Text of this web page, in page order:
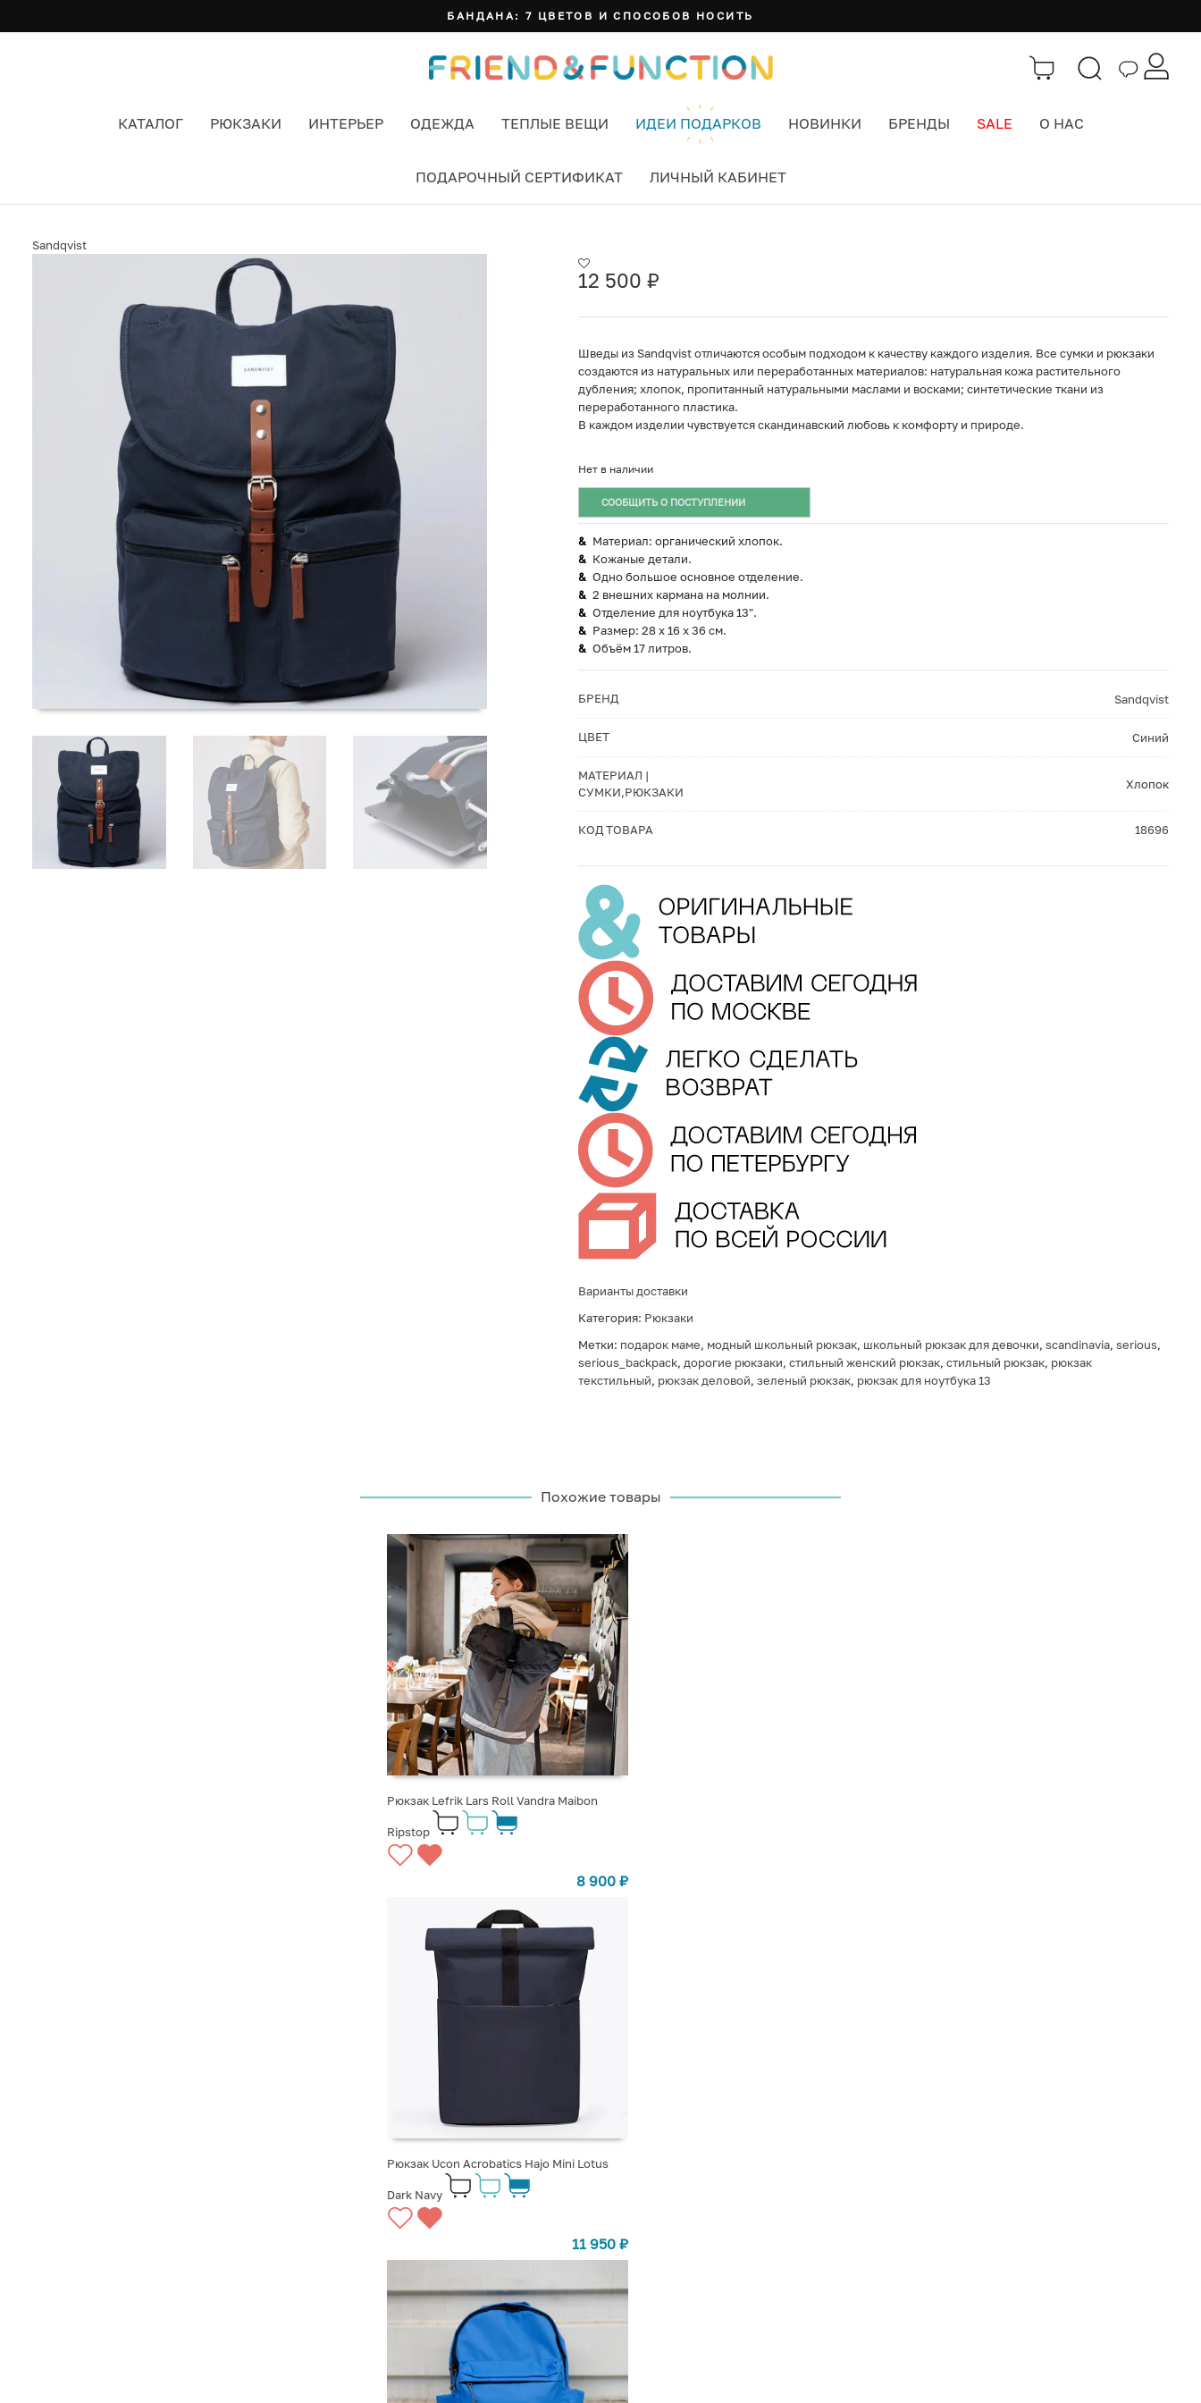
БАНДАНА: 7 ЦВЕТОВ И СПОСОБОВ НОСИТЬ
КАТАЛОГ РЮКЗАКИ ИНТЕРЬЕР ОДЕЖДА ТЕПЛЫЕ ВЕЩИ ИДЕИ ПОДАРКОВ НОВИНКИ БРЕНДЫ SALE О НАС
ПОДАРОЧНЫЙ СЕРТИФИКАТ ЛИЧНЫЙ КАБИНЕТ
Sandqvist
12 500 ₽
Шведы из Sandqvist отличаются особым подходом к качеству каждого изделия. Все сумки и рюкзаки
создаются из натуральных или переработанных материалов: натуральная кожа растительного
дубления; хлопок, пропитанный натуральными маслами и восками; синтетические ткани из
переработанного пластика.
В каждом изделии чувствуется скандинавский любовь к комфорту и природе.
Нет в наличии
СООБЩИТЬ О ПОСТУПЛЕНИИ
Материал: органический хлопок.
Кожаные детали.
Одно большое основное отделение.
2 внешних кармана на молнии.
Отделение для ноутбука 13".
Размер: 28 x 16 x 36 см.
Объём 17 литров.
БРЕНД Sandqvist
ЦВЕТ Синий
МАТЕРИАЛ |
СУМКИ,РЮКЗАКИ
Хлопок
КОД ТОВАРА 18696
Варианты доставки
Категория: Рюкзаки
Метки: подарок маме, модный школьный рюкзак, школьный рюкзак для девочки, scandinavia, serious,
serious_backpack, дорогие рюкзаки, стильный женский рюкзак, стильный рюкзак, рюкзак
текстильный, рюкзак деловой, зеленый рюкзак, рюкзак для ноутбука 13
Похожие товары
Рюкзак Lefrik Lars Roll Vandra Maibon
Ripstop
8 900₽
Рюкзак Ucon Acrobatics Hajo Mini Lotus
Dark Navy
11 950₽